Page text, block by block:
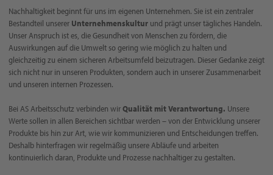
Nachhaltigkeit beginnt für uns im eigenen Unternehmen. Sie ist ein zentraler
Bestandteil unserer Unternehmenskultur und prägt unser tägliches Handeln.
Unser Anspruch ist es, die Gesundheit von Menschen zu fördern, die
Auswirkungen auf die Umwelt so gering wie möglich zu halten und
gleichzeitig zu einem sicheren Arbeitsumfeld beizutragen. Dieser Gedanke zeigt
sich nicht nur in unseren Produkten, sondern auch in unserer Zusammenarbeit
und unseren internen Prozessen.
Bei AS Arbeitsschutz verbinden wirQualität mit Verantwortung. Unsere
Werte sollen in allen Bereichen sichtbar werden – von der Entwicklung unserer
Produkte bis hin zur Art, wie wir kommunizieren und Entscheidungen treffen.
Deshalb hinterfragen wir regelmäßig unsere Abläufe und arbeiten
kontinuierlich daran, Produkte und Prozesse nachhaltiger zu gestalten.